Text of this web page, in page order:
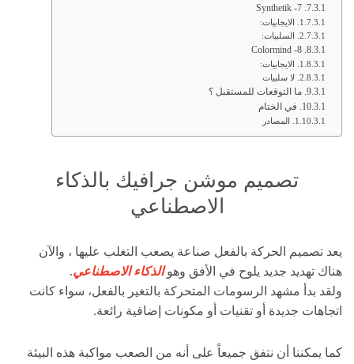
7- Synthetik
الايجابيات:
السلبيات:
8- Colormind
الايجابيات:
لا سلبيات
ما التوقعات للمستقبل ؟
في الختام
المصادر
تصميم موشن جرافيك بالذكاء
الاصطناعي
يعد تصميم الحركة بالفعل صناعة يصعب التغلب عليها ، والآن
هناك تهديد جديد يلوح في الأفق وهوالذكاء الاصطناعي.
ولقد بدأ مشهد الرسومات المتحركة بالتغير بالفعل، سواء كانت
اتجاهات جديدة أو تقنيات أو مكونات إضافية رائعة.
كما يمكننا أن نتفق جميعاً على أنه من الصعب مواكبة هذه البيئة